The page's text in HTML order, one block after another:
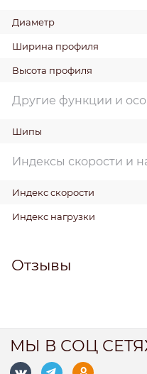
Диаметр
Ширина профиля
Высота профиля
Другие функции и
Шипы
Индексы скорости и
Индекс скорости
Индекс нагрузки
Отзывы
МЫ В СОЦ